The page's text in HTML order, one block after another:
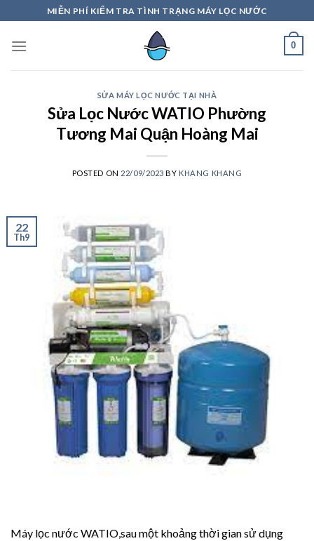
to
content
MIỄN PHÍ KIỂM TRA TÌNH TRẠNG MÁY LỌC NƯỚC
0
SỬA MÁY LỌC NƯỚC TẠI NHÀ
Sửa Lọc Nước WATIO Phường
Tương Mai Quận Hoàng Mai
POSTED ON 22/09/2023 BY KHANG KHANG
22
Th9
Máy lọc nước WATIO,sau một khoảng thời gian sử dụng